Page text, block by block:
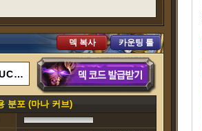
덱 복사 카운팅 툴
AAECAf0EBLgI+wzQwQK50QINigGcAskDqwTLBOYEl8ECmMQC2sUCx8cCltMCluQCtPwCAA==
분포 (마나 커브)